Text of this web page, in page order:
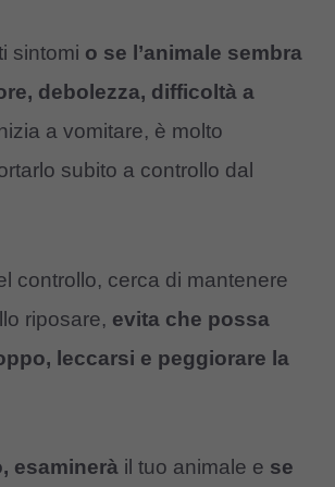
sintomi o se l’animale sembra
debolezza, difficoltà a
a vomitare, è molto
subito a controllo dal
controllo, cerca di mantenere
riposare, evita che possa
leccarsi e peggiorare la
esaminerà il tuo animale e se